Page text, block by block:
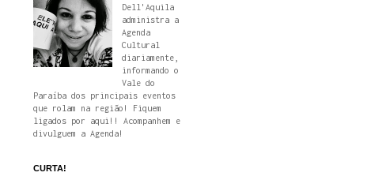
Dell'Aquila
administra a
Agenda
Cultural
diariamente,
informando o
Vale do
Paraíba dos principais eventos
que rolam na região! Fiquem
ligados por aqui!! Acompanhem e
divulguem a Agenda!
CURTA!